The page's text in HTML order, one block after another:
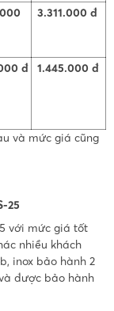
3.311.000 đ
đ 1.445.000 đ
và mức giá cũng
25
với mức giá tốt
nhiều khách
inox bảo hành 2
được bảo hành